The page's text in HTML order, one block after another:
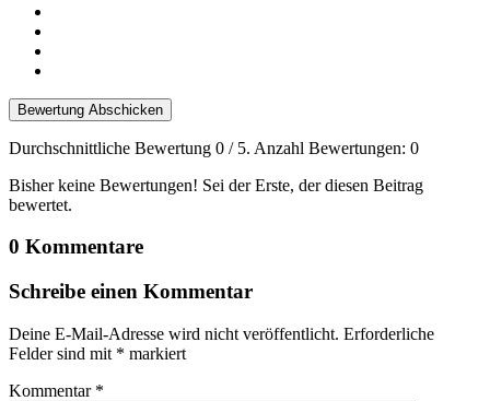
Bewertung Abschicken
Durchschnittliche Bewertung 0 / 5. Anzahl Bewertungen: 0
Bisher keine Bewertungen! Sei der Erste, der diesen Beitrag
bewertet.
0 Kommentare
Schreibe einen Kommentar
Deine E-Mail-Adresse wird nicht veröffentlicht. Erforderliche
Felder sind mit * markiert
Kommentar *